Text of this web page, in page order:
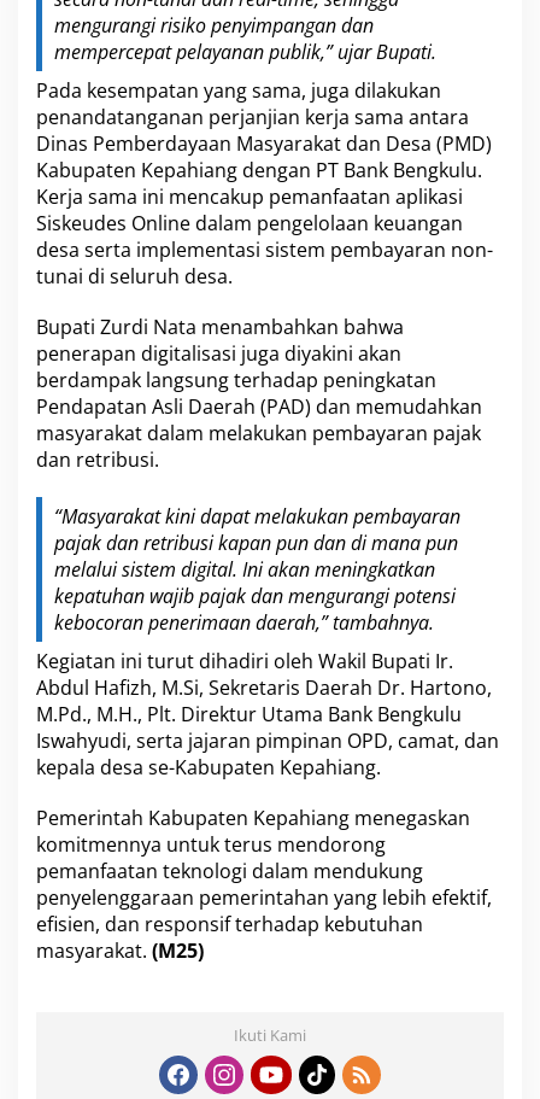
r
a
h
mengurangi risiko penyimpangan dan
mempercepat pelayanan publik,” ujar Bupati.
Pada kesempatan yang sama, juga dilakukan
penandatanganan perjanjian kerja sama antara
Dinas Pemberdayaan Masyarakat dan Desa (PMD)
Kabupaten Kepahiang dengan PT Bank Bengkulu.
Kerja sama ini mencakup pemanfaatan aplikasi
Siskeudes Online dalam pengelolaan keuangan
desa serta implementasi sistem pembayaran non-
tunai di seluruh desa.
Bupati Zurdi Nata menambahkan bahwa
penerapan digitalisasi juga diyakini akan
berdampak langsung terhadap peningkatan
Pendapatan Asli Daerah (PAD) dan memudahkan
masyarakat dalam melakukan pembayaran pajak
dan retribusi.
“Masyarakat kini dapat melakukan pembayaran
pajak dan retribusi kapan pun dan di mana pun
melalui sistem digital. Ini akan meningkatkan
kepatuhan wajib pajak dan mengurangi potensi
kebocoran penerimaan daerah,” tambahnya.
Kegiatan ini turut dihadiri oleh Wakil Bupati Ir.
Abdul Hafizh, M.Si, Sekretaris Daerah Dr. Hartono,
M.Pd., M.H., Plt. Direktur Utama Bank Bengkulu
Iswahyudi, serta jajaran pimpinan OPD, camat, dan
kepala desa se-Kabupaten Kepahiang.
Pemerintah Kabupaten Kepahiang menegaskan
komitmennya untuk terus mendorong
pemanfaatan teknologi dalam mendukung
penyelenggaraan pemerintahan yang lebih efektif,
efisien, dan responsif terhadap kebutuhan
masyarakat. (M25)
Ikuti Kami